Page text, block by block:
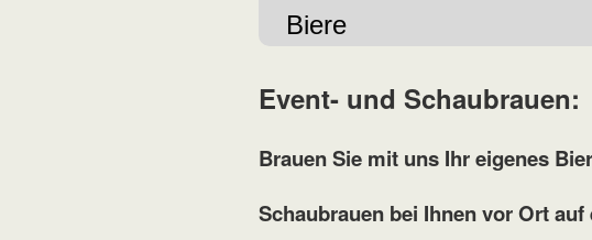
Biere
Event- und Schaubrauen:
Brauen Sie mit uns Ihr eigenes
Schaubrauen bei Ihnen vor Ort